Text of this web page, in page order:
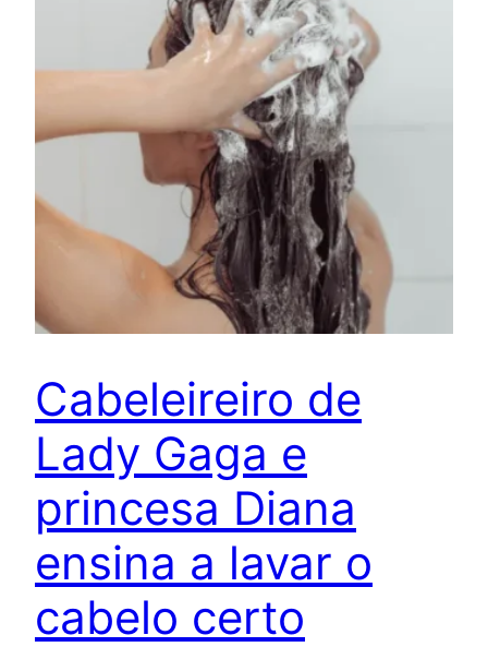
Cabeleireiro de
Lady Gaga e
princesa Diana
ensina a lavar o
cabelo certo